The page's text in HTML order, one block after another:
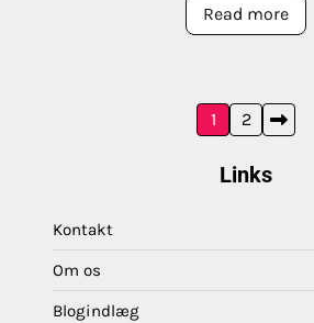
Read more
1 2
Links
Kontakt
Om os
Blogindlæg